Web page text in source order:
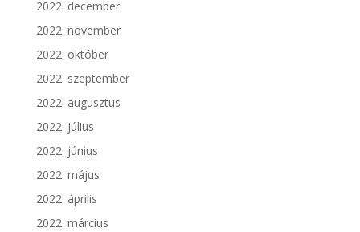
2022. december
2022. november
2022. október
2022. szeptember
2022. augusztus
2022. július
2022. június
2022. május
2022. április
2022. március